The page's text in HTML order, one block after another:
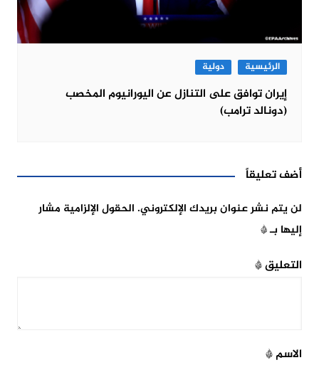
الرئيسية دولية
إيران توافق على التنازل عن اليورانيوم المخصب
(دونالد ترامب)
أضف تعليقاً
لن يتم نشر عنوان بريدك الإلكتروني. الحقول الإلزامية مشار
إليها بـ*
التعليق*
الاسم*